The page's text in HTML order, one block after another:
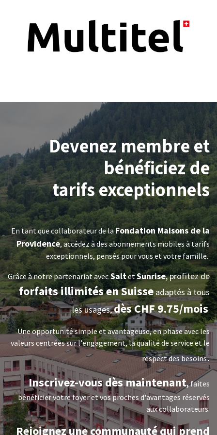
Devenez membre et
bénéficiez de
tarifs exceptionnels
En tant que collaborateur de la Fondation Maisons de la
Providence, accédez à des abonnements mobiles à tarifs
exceptionnels, pensés pour vous et votre famille.
Grâce à notre partenariat avec SaltetSunrise, profitez de
forfaits illimités en Suisseadaptés à tous
les usages,dès CHF 9.75/mois.
Une opportunité simple et avantageuse, en phase avec les
valeurs centrées sur l'engagement, la qualité de service et le
respect des besoins.
Inscrivez-vous dès maintenant,faites
bénéficier votre foyer et vos proches d'avantages réservés
aux collaborateurs.
Rejoignez une communauté qui prend